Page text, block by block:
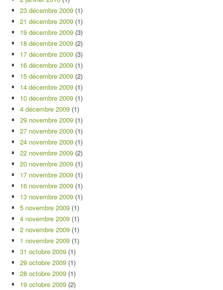
23 décembre 2009 (1)
21 décembre 2009 (1)
19 décembre 2009 (3)
18 décembre 2009 (2)
17 décembre 2009 (3)
16 décembre 2009 (1)
15 décembre 2009 (2)
14 décembre 2009 (1)
10 décembre 2009 (1)
4 décembre 2009 (1)
29 novembre 2009 (1)
27 novembre 2009 (1)
24 novembre 2009 (1)
22 novembre 2009 (2)
20 novembre 2009 (1)
17 novembre 2009 (1)
16 novembre 2009 (1)
13 novembre 2009 (1)
5 novembre 2009 (1)
4 novembre 2009 (1)
2 novembre 2009 (1)
1 novembre 2009 (1)
31 octobre 2009 (1)
29 octobre 2009 (1)
28 octobre 2009 (1)
19 octobre 2009 (2)